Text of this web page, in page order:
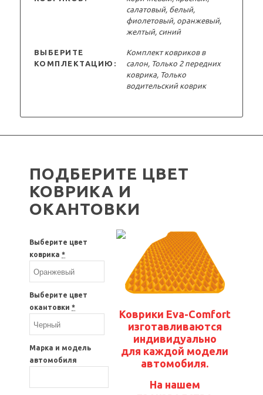
салатовый, белый,
фиолетовый, оранжевый,
желтый, синий
ВЫБЕРИТЕ
КОМПЛЕКТАЦИЮ:
Комплект ковриков в
салон, Только 2 передних
коврика, Только
водительский коврик
ПОДБЕРИТЕ ЦВЕТ
КОВРИКА И
ОКАНТОВКИ
Выберите цвет
коврика *
Выберите цвет
окантовки *
Марка и модель
автомобиля
Коврики Eva-Comfort
изготавливаются
индивидуально
для каждой модели
автомобиля.
На нашем